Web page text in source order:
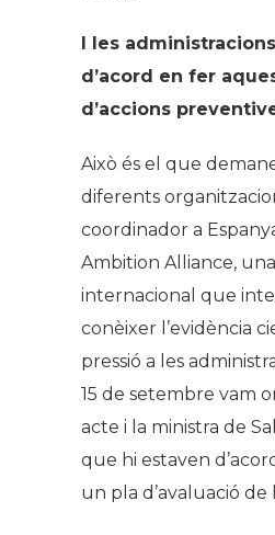
I les
d’acord en fer
d’accions
Això és el que
diferents
coordinador a
Ambition Alliance,
internacional que
conèixer l’evidència
pressió a les
15 de setembre vam
acte i la ministra de
que hi estaven
un pla d’avaluació de